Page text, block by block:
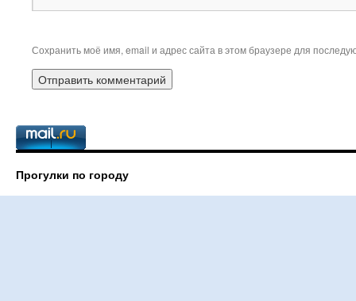
Сохранить моё имя, email и адрес сайта в этом браузере для
Прогулки по городу